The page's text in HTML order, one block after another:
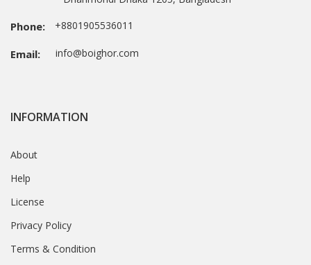
Phone: +8801905536011
Email: info@boighor.com
INFORMATION
About
Help
License
Privacy Policy
Terms & Condition